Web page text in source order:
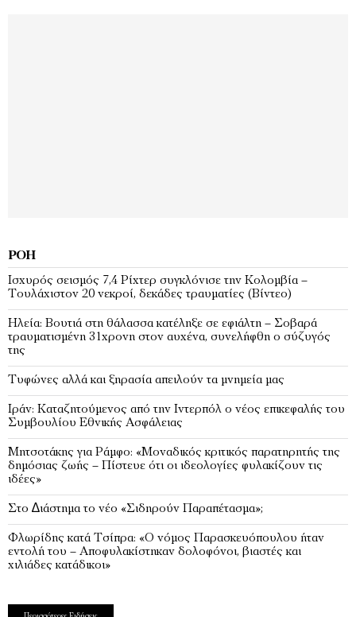
ΡΟΉ
Ισχυρός σεισμός 7,4 Ρίχτερ συγκλόνισε την Κολομβία –
Τουλάχιστον 20 νεκροί, δεκάδες τραυματίες (Βίντεο)
Ηλεία: Βουτιά στη θάλασσα κατέληξε σε εφιάλτη – Σοβαρά
τραυματισμένη 31χρονη στον αυχένα, συνελήφθη ο σύζυγός
της
Τυφώνες αλλά και ξηρασία απειλούν τα μνημεία μας
Ιράν: Καταζητούμενος από την Ιντερπόλ ο νέος επικεφαλής του
Συμβουλίου Εθνικής Ασφάλειας
Μητσοτάκης για Ράμφο: «Μοναδικός κριτικός παρατηρητής της
δημόσιας ζωής – Πίστευε ότι οι ιδεολογίες φυλακίζουν τις
ιδέες»
Στο ∆ιάστημα το νέο «Σιδηρούν Παραπέτασμα»;
Φλωρίδης κατά Τσίπρα: «Ο νόμος Παρασκευόπουλου ήταν
εντολή του – Αποφυλακίστηκαν δολοφόνοι, βιαστές και
χιλιάδες κατάδικοι»